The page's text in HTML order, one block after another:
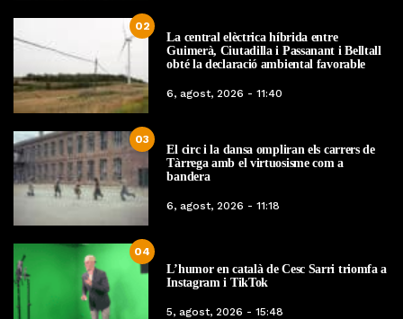
02
La central elèctrica híbrida entre
Guimerà, Ciutadilla i Passanant i Belltall
obté la declaració ambiental favorable
6, agost, 2026 - 11:40
03
El circ i la dansa ompliran els carrers de
Tàrrega amb el virtuosisme com a
bandera
6, agost, 2026 - 11:18
04
L’humor en català de Cesc Sarri triomfa a
Instagram i TikTok
5, agost, 2026 - 15:48